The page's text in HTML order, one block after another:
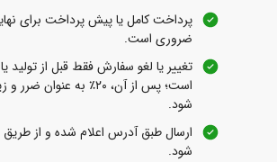
پرداخت کامل یا پیش‌ پرداخت برای
ضروری است.
تغییر یا لغو سفارش فقط قبل از تولید
است؛ پس از آن، ۲۰٪ به
شود.
ارسال طبق آدرس اعلام شده و از طریق
شود.